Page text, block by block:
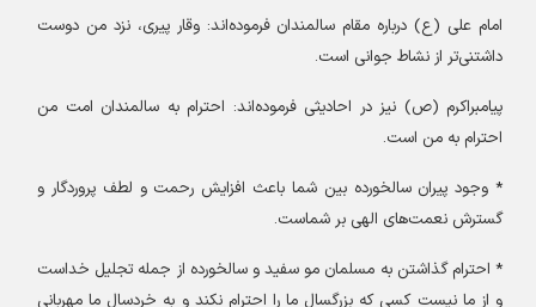
امام علی (ع) درباره مقام سالمندان فرموده‌اند: وقار پیری، نزد من دوست
داشتنی‏‌تر از نشاط جوانی است.
پیامبراکرم (ص) نیز در احادیثی فرموده‌اند: احترام به سالمندان امت من
احترام به من است.‌
*وجود پیران سالخورده بین شما باعث افزایش رحمت و لطف پروردگار و
گسترش نعمت‌های الهی بر شماست.
احترام گذاشتن به مسلمان مو سفید و سالخورده از جمله تجلیل خداست
و از ما نیست کسی که بزرگسال ما را احترام نکند و به خردسال ما مهربانی